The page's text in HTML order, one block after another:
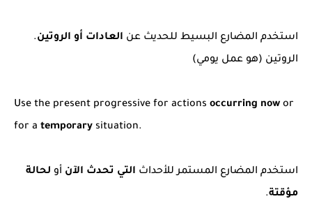
استخدم المضارع البسيط للحديث عن العادات أو الروتين.
الروتين (هو عمل يومي)
Use the present progressive for actions occurring now or
for a temporary situation.
استخدم المضارع المستمر للأحداث التي تحدث الآن أو لحالة
مؤقتة.